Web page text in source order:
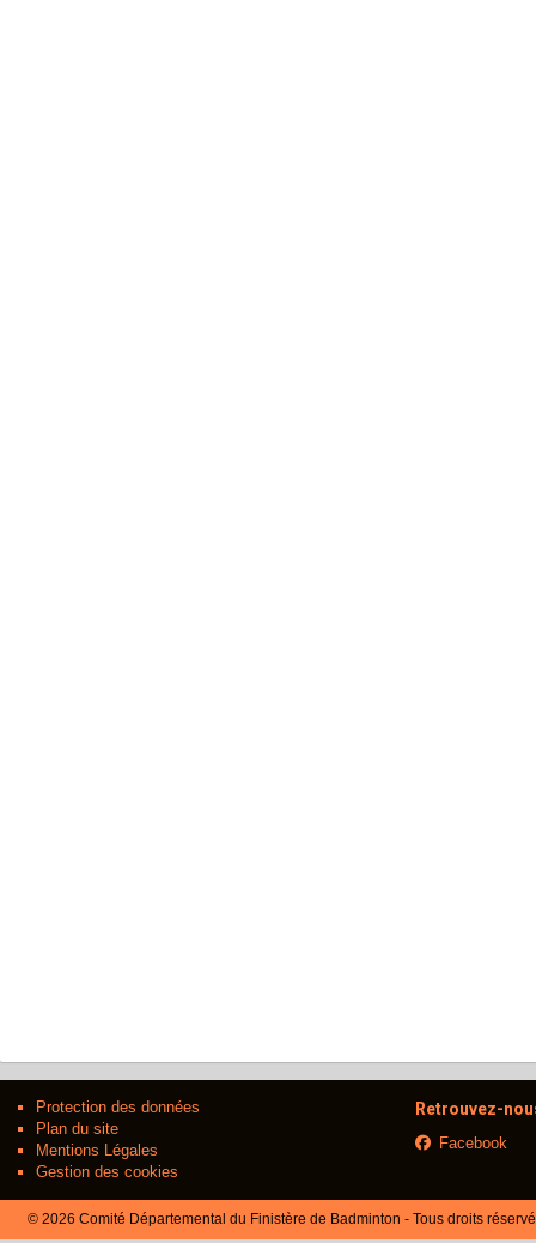
Protection des données
Plan du site
Mentions Légales
Gestion des cookies
Retrouvez-
Facebook
© 2026 Comité Départemental du Finistère de Badminton - Tous droits